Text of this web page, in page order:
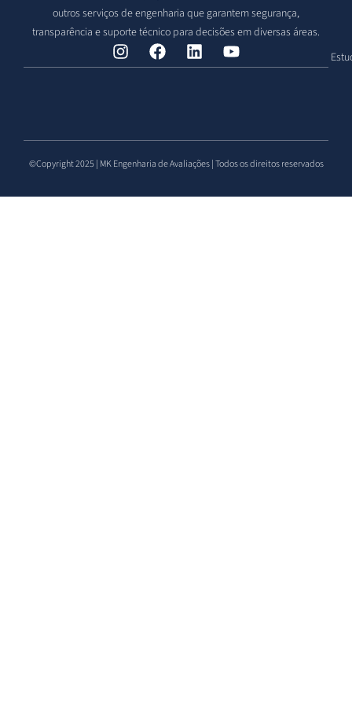
outros serviços de engenharia que garantem segurança,
transparência e suporte técnico para decisões em diversas áreas.
©Copyright 2025 | MK Engenharia de Avaliações | Todos os direitos reservados